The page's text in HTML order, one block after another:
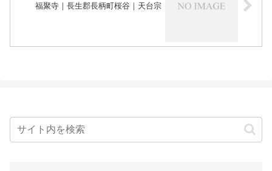
福聚寺｜長生郡長柄町桜谷｜天台宗